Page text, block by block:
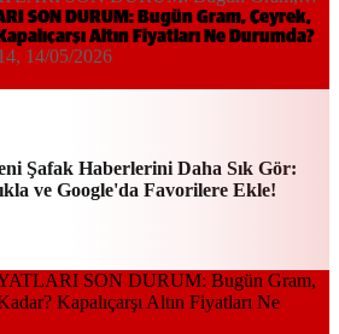
Kapalıçarşı Altın Fiyatları Ne
SON DURUM: Bugün Gram, Çeyrek,
Altın Fiyatları Ne Durumda?
14/05/2026
Şafak Haberlerini Daha Sık Gör:
ve Google'da Favorilere Ekle!